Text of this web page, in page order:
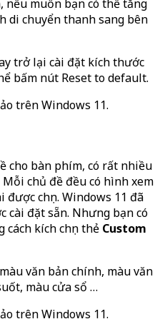
nếu muốn bạn có thể tăng
di chuyển thanh sang bên
trở lại cài đặt kích thước
bấm nút Reset to default.
cho bàn phím, có rất nhiều
chủ đề đều có hình xem
chọn. Windows 11 đã
cài đặt sẵn. Nhưng bạn có
kích chọn thẻ Custom
văn bản chính, màu văn
màu cửa sổ …